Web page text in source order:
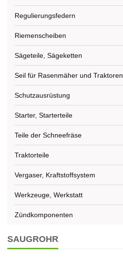
Regulierungsfedern
Riemenscheiben
Sägeteile, Sägeketten
Seil für Rasenmäher und Traktoren
Schutzausrüstung
Starter, Starterteile
Teile der Schneefräse
Traktorteile
Vergaser, Kraftstoffsystem
Werkzeuge, Werkstatt
Zündkomponenten
SAUGROHR